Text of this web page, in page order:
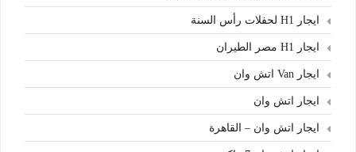
ايجار H1 لحفلات رأس السنة
ايجار H1 مصر الطيران
ايجار Van اتش وان
ايجار اتش وان
ايجار اتش وان – القاهرة